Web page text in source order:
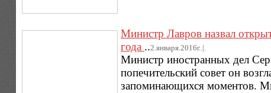
Министр Лавров назвал
года ..2.января.2016г..|.
Министр иностранных дел
попечительский совет он
запоминающихся моментов.